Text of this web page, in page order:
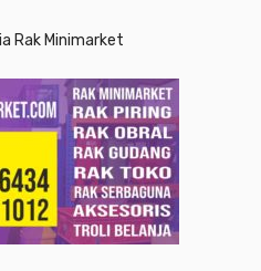
Rak Minimarket